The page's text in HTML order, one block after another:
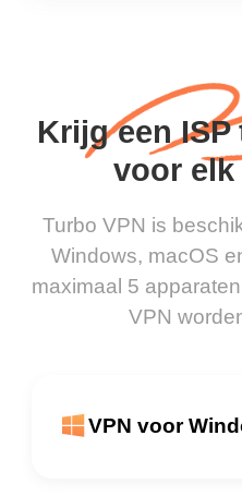
Krijg een
voor elk
Turbo VPN is
Windows, macOS
maximaal 5
VPN
VPN voor